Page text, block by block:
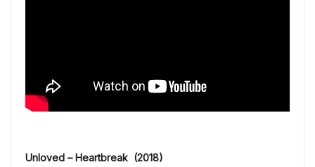
Unloved – Heartbreak (2018)